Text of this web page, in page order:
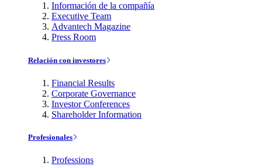
Información de la compañía
Executive Team
Advantech Magazine
Press Room
Relación con investores
Financial Results
Corporate Governance
Investor Conferences
Shareholder Information
Profesionales
Professions